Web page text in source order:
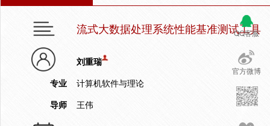
QQ客服
官方微博
流式大数据处理系统性能基准测试工具
刘重瑞
专业
计算机软件与理论
导师
王伟